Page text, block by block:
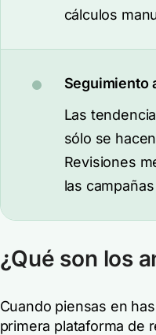
cálculos
Seguimiento
Las
sólo se
Revisiones
las
¿Qué son los
Cuando piensas en
primera plataforma de